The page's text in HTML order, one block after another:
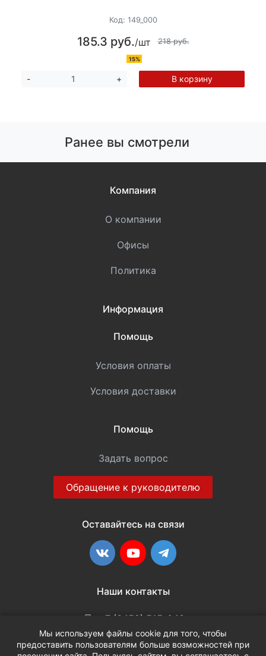
Код: 149_000
185.3 руб./шт 218 руб.
15%
- + В корзину
Ранее вы смотрели
Мы используем файлы cookie для того, чтобы
предоставить пользователям больше возможностей при
Компания
О компании
Офисы
Политика
Информация
Помощь
Условия оплаты
Условия доставки
Помощь
Задать вопрос
Обращение к руководителю
Оставайтесь на связи
ВКонтакте
YouTubeTelegram
Наши контакты
+7 (3452) 515-048
info@terria.ru